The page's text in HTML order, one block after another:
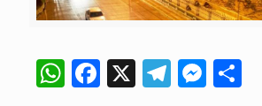
WhatsApp
Facebook
X